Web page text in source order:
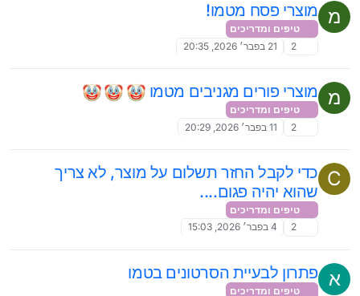
מ מוצרי פסח מטמו!
טיפים ומדריכים
2
21 בפבר׳ 2026, 20:35
מ מוצרי פורים מגניבים מטמו
טיפים ומדריכים
2
11 בפבר׳ 2026, 20:29
C כדי לקבל החזר תשלום על מוצר, לא צריך
שהוא יהיה פגום....
טיפים ומדריכים
2
4 בפבר׳ 2026, 15:03
א פתרון לבעיית הסרטונים בטמו
טיפים ומדריכים